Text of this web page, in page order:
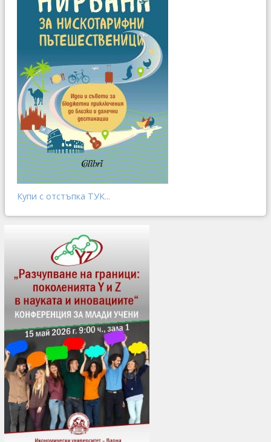
Купи с отстъпка ТУК...